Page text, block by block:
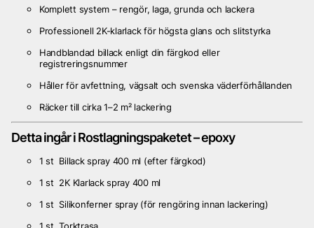
Komplett system – rengör, laga, grunda och lackera
Professionell 2K-klarlack för högsta glans och slitstyrka
Handblandad billack enligt din färgkod eller
registreringsnummer
Håller för avfettning, vägsalt och svenska väderförhållanden
Räcker till cirka 1–2 m² lackering
Detta ingår i Rostlagningspaketet – epoxy
1 st Billack spray 400 ml (efter färgkod)
1 st 2K Klarlack spray 400 ml
1 st Silikonferner spray (för rengöring innan lackering)